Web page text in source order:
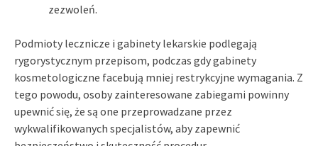
zezwoleń.
Podmioty lecznicze i gabinety lekarskie podlegają
rygorystycznym przepisom, podczas gdy gabinety
kosmetologiczne facebują mniej restrykcyjne wymagania. Z
tego powodu, osoby zainteresowane zabiegami powinny
upewnić się, że są one przeprowadzane przez
wykwalifikowanych specjalistów, aby zapewnić